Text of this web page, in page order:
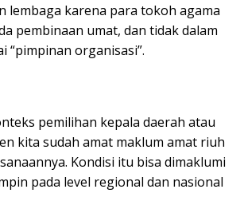
lembaga karena para tokoh agama
pembinaan umat, dan tidak dalam
“pimpinan organisasi”.
pemilihan kepala daerah atau
kita sudah amat maklum amat riuh
Kondisi itu bisa dimaklumi
pada level regional dan nasional